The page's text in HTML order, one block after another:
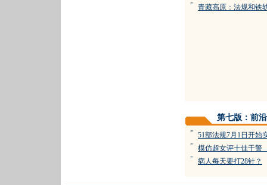
= 青藏高原：法规和铁
第七版：前沿
= 51部法规7月1日开始
= 模仿超女评十佳干
= 病人每天要打28针？